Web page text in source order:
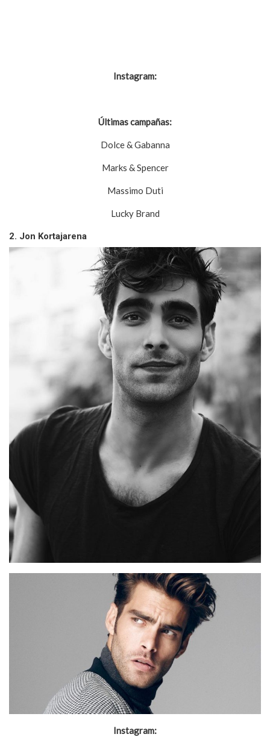
Instagram:
Últimas campañas:
Dolce & Gabanna
Marks & Spencer
Massimo Duti
Lucky Brand
2. Jon Kortajarena
Instagram: